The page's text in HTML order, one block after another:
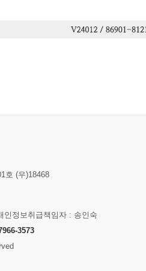
호 (우)18468
정보취급책임자 : 송인숙
3573